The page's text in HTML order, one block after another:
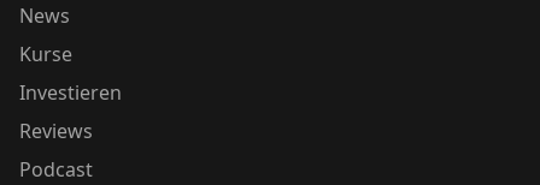
News
Kurse
Investieren
Reviews
Podcast